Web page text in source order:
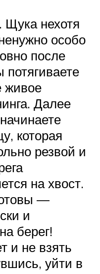
Щука нехотя
особо
после
потягиваете
живое
Далее
которая
резвой и
на хвост.
—
и
берег!
и не взять
уйти в